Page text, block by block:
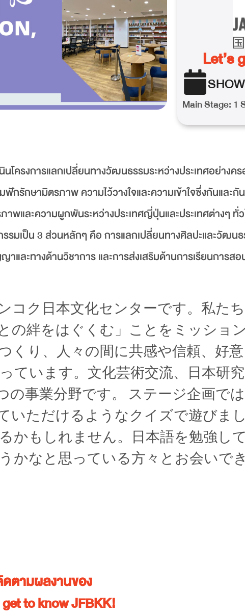
Let’s
Main Stage: 1
โครงการแลกเปลี่ยนทางวัฒนธรรมระหว่างประเทศอย่างค
กรักษามิตรภาพ ความไว้วางใจและความเข้าใจซึ่งกันและกั
และความผูกพันระหว่างประเทศญี่ปุ่นและประเทศต่างๆ ทั่
รมเป็น 3 ส่วนหลักๆ คือ การแลกเปลี่ยนทางศิลปะและวัฒน
ะทางด้านวิชาการ และการส่งเสริมด้านการเรียนการส
コク日本文化センターです。私た
の絆をはぐくむ」ことをミッショ
くり、人々の間に共感や信頼、好
ています。文化芸術交流、日本研
の事業分野です。 ステージ企画で
いただけるようなクイズで遊びま
かもしれません。日本語を勉強し
かなと思っている方々とお会いで
ตามผลงานของ
get to know JFBKK!